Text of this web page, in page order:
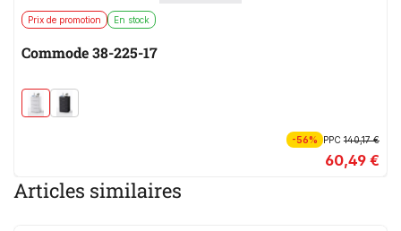
Prix de promotion En stock
Commode 38-225-17
-56% PPC140,17 €
60,49 €
Articles similaires